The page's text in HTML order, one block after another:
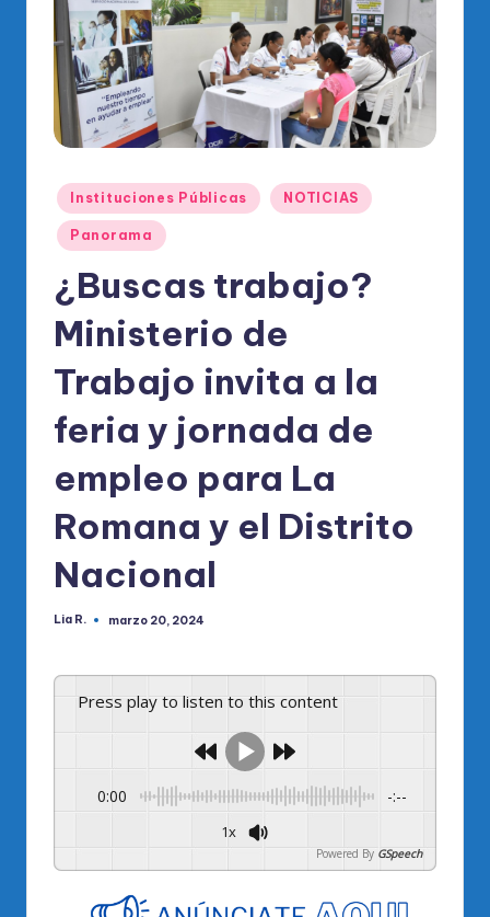
di
O
ci
al
el
P
M
Publicado
en
Instituciones Públicas NOTICIAS
Panorama
¿Buscas trabajo?
Ministerio de
Trabajo invita a la
feria y jornada de
empleo para La
Romana y el Distrito
Nacional
Publicado
Lia R. marzo 20, 2024
Press play to listen to this content
0:00 -:--
1x
Powered By GSpeech